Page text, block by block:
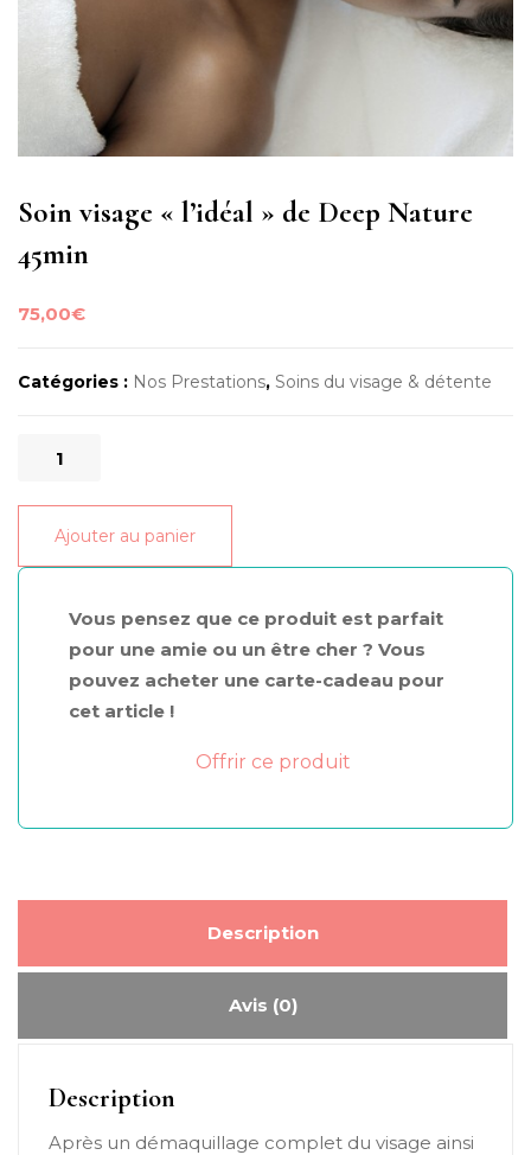
Soin visage « l’idéal » de Deep Nature
45min
75,00€
Catégories : Nos Prestations, Soins du visage & détente
quantité
Soin
visage
"l'idéal"
Nature
45min
Ajouter au panier
Vous pensez que ce produit est parfait
pour une amie ou un être cher ? Vous
pouvez acheter une carte-cadeau pour
cet article !
Offrir ce produit
Description
Avis (0)
Description
Après un démaquillage complet du visage ainsi